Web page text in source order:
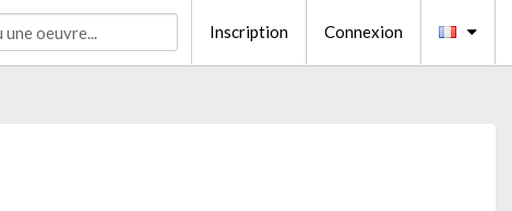
Inscription Connexion